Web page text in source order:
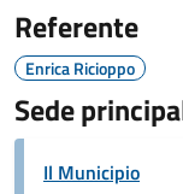
Referente
Enrica Ricioppo
Sede
Il Municipio